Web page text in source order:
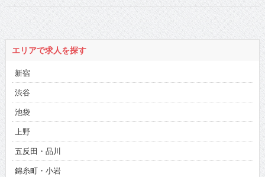
エリアで求人を探す
新宿
渋谷
池袋
上野
五反田・品川
錦糸町・小岩